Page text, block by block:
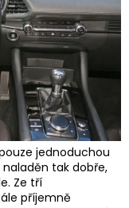
jednoduchou
tak dobře,
Ze tří
příjemně